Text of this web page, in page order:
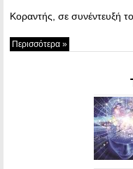
Κοραντής, σε συνέντευξή
Περισσότερα »